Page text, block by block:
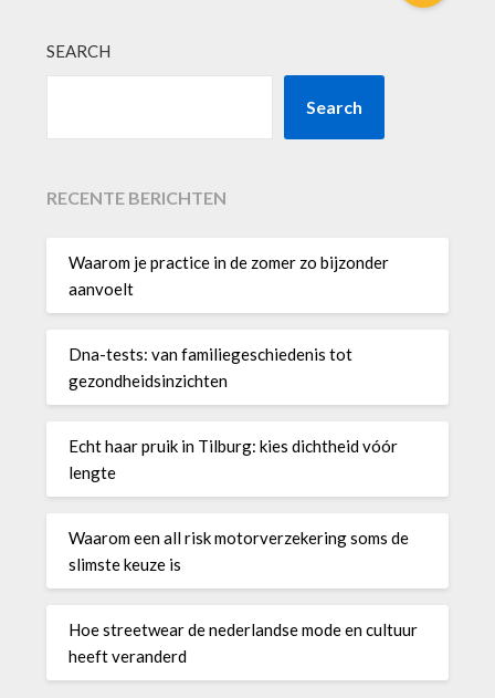
SEARCH
Search
RECENTE BERICHTEN
Waarom je practice in de zomer zo bijzonder
aanvoelt
Dna-tests: van familiegeschiedenis tot
gezondheidsinzichten
Echt haar pruik in Tilburg: kies dichtheid vóór
lengte
Waarom een all risk motorverzekering soms de
slimste keuze is
Hoe streetwear de nederlandse mode en cultuur
heeft veranderd